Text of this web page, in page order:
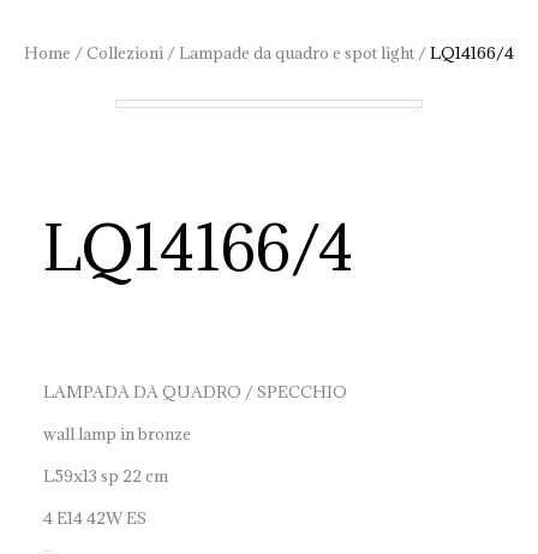
Home /Collezioni /Lampade da quadro e spot light /LQ14166/4
LQ14166/4
LAMPADA DA QUADRO / SPECCHIO
wall lamp in bronze
L59x13 sp 22 cm
4 E14 42W ES